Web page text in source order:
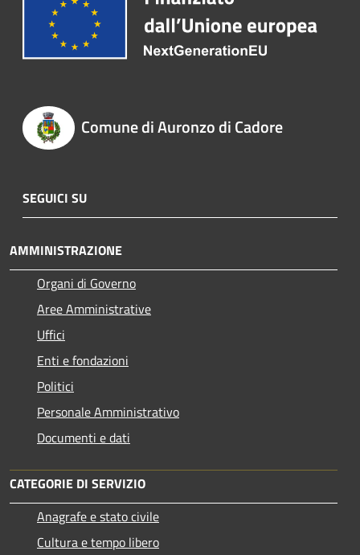
Comune di Auronzo di Cadore
SEGUICI SU
AMMINISTRAZIONE
Organi di Governo
Aree Amministrative
Uffici
Enti e fondazioni
Politici
Personale Amministrativo
Documenti e dati
CATEGORIE DI SERVIZIO
Anagrafe e stato civile
Cultura e tempo libero